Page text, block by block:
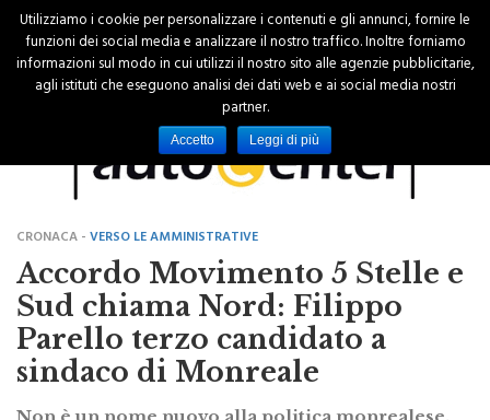
CRONACA -VERSO LE AMMINISTRATIVE
Accordo Movimento 5 Stelle e
Sud chiama Nord: Filippo
Parello terzo candidato a
sindaco di Monreale
Utilizziamo i cookie per personalizzare i contenuti e gli annunci, fornire le
funzioni dei social media e analizzare il nostro traffico. Inoltre forniamo
informazioni sul modo in cui utilizzi il nostro sito alle agenzie pubblicitarie,
agli istituti che eseguono analisi dei dati web e ai social media nostri
partner.
Accetto Leggi di più